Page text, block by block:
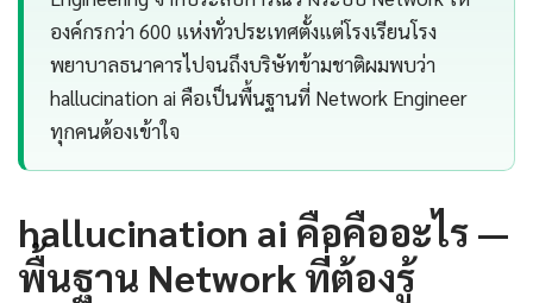
องค์กรกว่า 600 แห่งทั่วประเทศตั้งแต่โรงเรียนโรง
พยาบาลธนาคารไปจนถึงบริษัทข้ามชาติผมพบว่า
hallucination ai คือเป็นพื้นฐานที่ Network Engineer
ทุกคนต้องเข้าใจ
hallucination ai คือคืออะไร —
พื้นฐาน Network ที่ต้องรู้